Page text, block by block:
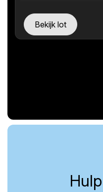
Bekijk lot